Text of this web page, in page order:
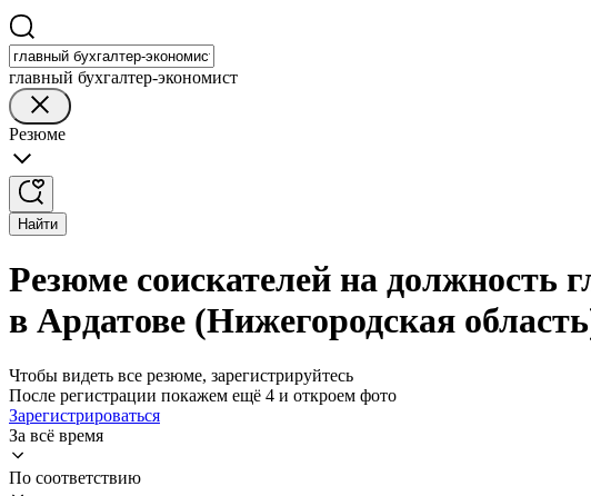
главный бухгалтер-экономист
Резюме
Найти
Резюме соискателей на должность
в Ардатове (Нижегородская
Чтобы видеть все резюме, зарегистрируйтесь
После регистрации покажем ещё 4 и откроем фото
Зарегистрироваться
За всё время
По соответствию